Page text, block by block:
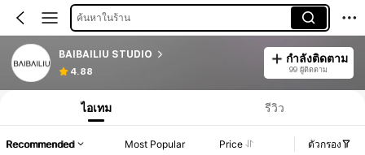
ค้นหาในร้าน
BAIBAILIU STUDIO
4.88
กำลังติดตาม
99 ผู้ติดตาม
ไอเทม รีวิว
Recommended Most Popular Price ตัวกรอง